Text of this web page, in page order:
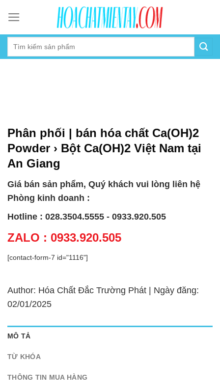
content
Phân phối | bán hóa chất Ca(OH)2
Powder › Bột Ca(OH)2 Việt Nam tại
An Giang
Giá bán sản phẩm, Quý khách vui lòng liên hệ
Phòng kinh doanh :
Hotline : 028.3504.5555 - 0933.920.505
ZALO : 0933.920.505
[contact-form-7 id="1116"]
Author: Hóa Chất Đắc Trường Phát | Ngày đăng:
02/01/2025
MÔ TẢ
TỪ KHÓA
THÔNG TIN MUA HÀNG